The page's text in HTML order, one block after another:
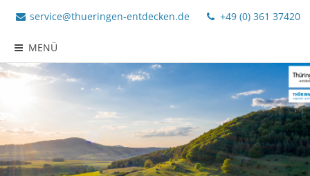
service@thueringen-entdecken.de +49 (0) 361 37420
MENÜ